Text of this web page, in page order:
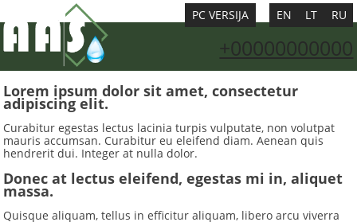
PC VERSIJA EN LT RU
+00000000000
Lorem ipsum dolor sit amet, consectetur
adipiscing elit.
Curabitur egestas lectus lacinia turpis vulputate, non volutpat
mauris accumsan. Curabitur eu eleifend diam. Aenean quis
hendrerit dui. Integer at nulla dolor.
Donec at lectus eleifend, egestas mi in, aliquet
massa.
Quisque aliquam, tellus in efficitur aliquam, libero arcu viverra